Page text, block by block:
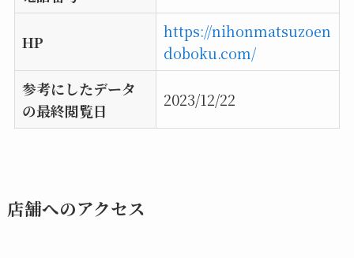
HP
https://nihonmatsuzoen
doboku.com/
参考にしたデータ
の最終閲覧日
2023/12/22
店舗へのアクセス